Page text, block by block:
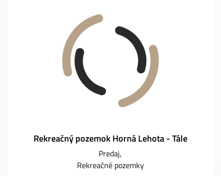
Rekreačný pozemok Horná Lehota - Tále
Predaj
Rekreačné pozemky